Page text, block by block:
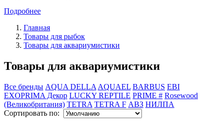
Подробнее
Главная
Товары для рыбок
Товары для аквариумистики
Товары для аквариумистики
Все бренды AQUA DELLA AQUAEL BARBUS EBI
EXOPRIMA Декор LUCKY REPTILE PRIME # Rosewood
(Великобритания) TETRA TETRA F АВЗ НИЛПА
Сортировать по: